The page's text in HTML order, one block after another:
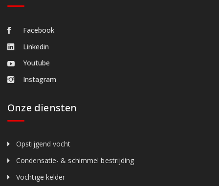
Facebook
Linkedin
Youtube
Instagram
Onze diensten
Opstijgend vocht
Condensatie- & schimmel bestrijding
Vochtige kelder